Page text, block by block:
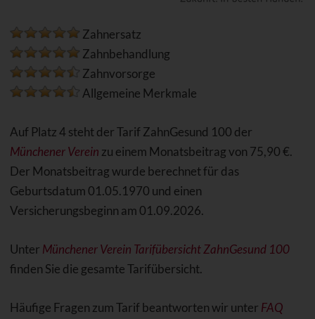
Zahnersatz
Zahnbehandlung
Zahnvorsorge
Allgemeine Merkmale
Auf Platz 4 steht der Tarif ZahnGesund 100 der
Münchener Verein zu einem Monatsbeitrag von 75,90 €.
Der Monatsbeitrag wurde berechnet für das
Geburtsdatum 01.05.1970 und einen
Versicherungsbeginn am 01.09.2026.
Unter Münchener Verein Tarifübersicht ZahnGesund 100
finden Sie die gesamte Tarifübersicht.
Häufige Fragen zum Tarif beantworten wir unter FAQ